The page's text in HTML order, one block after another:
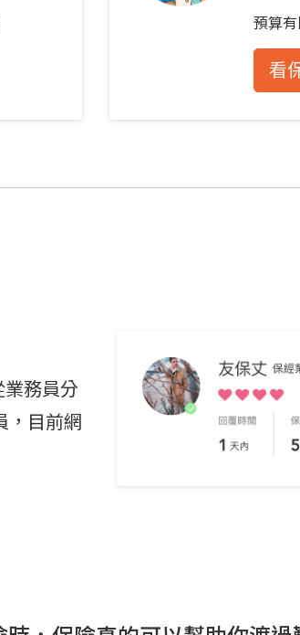
預算
看
務員分
，目前網